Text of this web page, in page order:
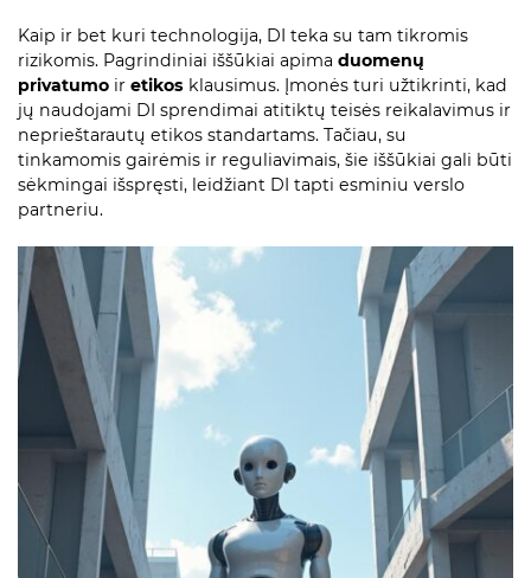
Kaip ir bet kuri technologija, DI teka su tam tikromis
rizikomis. Pagrindiniai iššūkiai apima duomenų
privatumo ir etikos klausimus. Įmonės turi užtikrinti, kad
jų naudojami DI sprendimai atitiktų teisės reikalavimus ir
neprieštarautų etikos standartams. Tačiau, su
tinkamomis gairėmis ir reguliavimais, šie iššūkiai gali būti
sėkmingai išspręsti, leidžiant DI tapti esminiu verslo
partneriu.